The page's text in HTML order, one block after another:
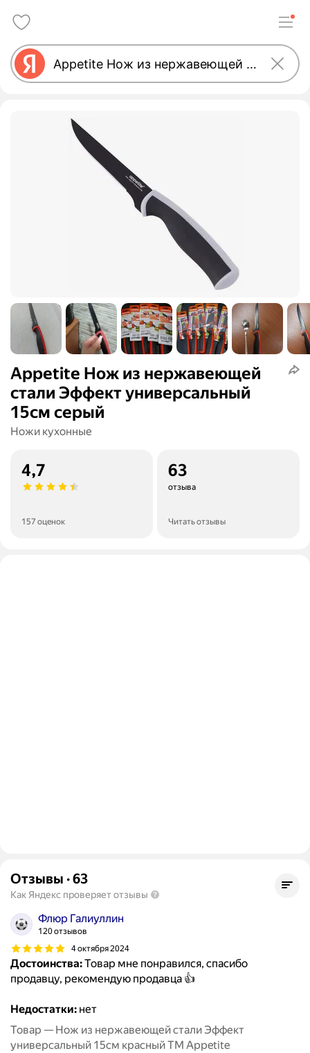
Appetite Нож из нержавеющей
стали Эффект универсальный
15см серый
Ножи кухонные
4,7
157 оценок
63
отзыва
Читать отзывы
Отзывы ·63
Как Яндекс проверяет отзывы
Флюр Галиуллин
120 отзывов
4 октября 2024
Достоинства:Товар мне понравился, спасибо
продавцу, рекомендую продавца 👍
Недостатки: нет
Товар — Нож из нержавеющей стали Эффект
универсальный 15см красный ТМ Appetite